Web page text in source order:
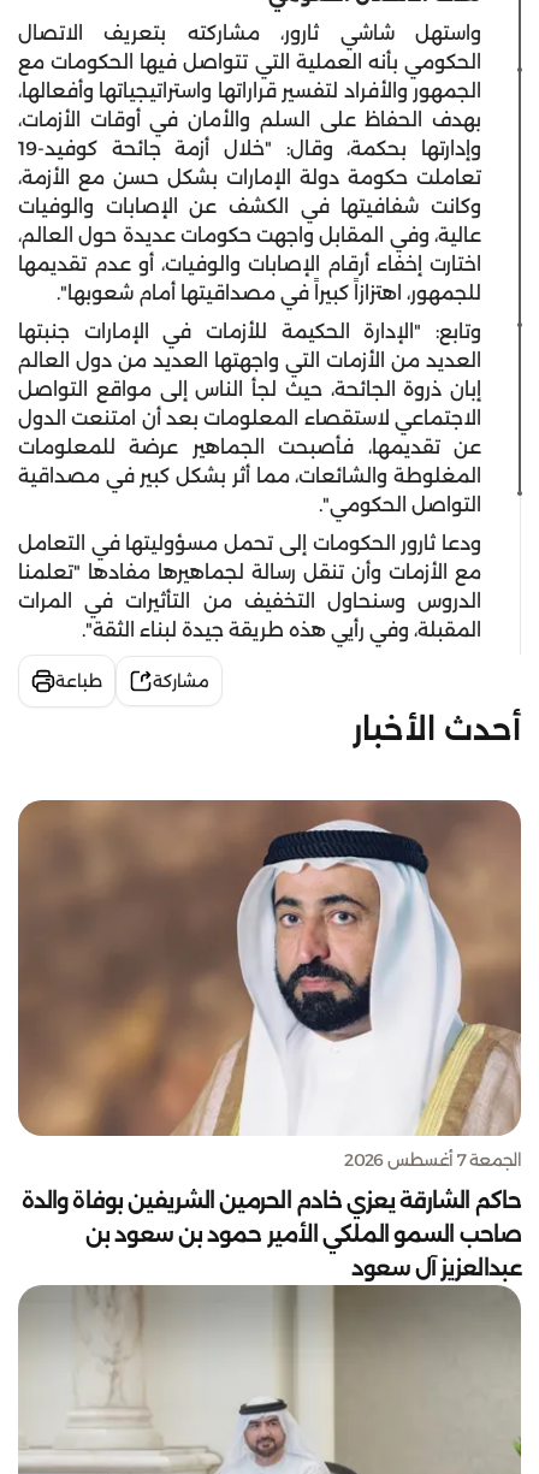
واستهل شاشي ثارور، مشاركته بتعريف الاتصال
الحكومي بأنه العملية التي تتواصل فيها الحكومات مع
الجمهور والأفراد لتفسير قراراتها واستراتيجياتها وأفعالها،
بهدف الحفاظ على السلم والأمان في أوقات الأزمات،
وإدارتها بحكمة، وقال: "خلال أزمة جائحة كوفيد-19
تعاملت حكومة دولة الإمارات بشكل حسن مع الأزمة،
وكانت شفافيتها في الكشف عن الإصابات والوفيات
عالية، وفي المقابل واجهت حكومات عديدة حول العالم،
اختارت إخفاء أرقام الإصابات والوفيات، أو عدم تقديمها
للجمهور، اهتزازاً كبيراً في مصداقيتها أمام شعوبها".
وتابع: "الإدارة الحكيمة للأزمات في الإمارات جنبتها
العديد من الأزمات التي واجهتها العديد من دول العالم
إبان ذروة الجائحة، حيث لجأ الناس إلى مواقع التواصل
الاجتماعي لاستقصاء المعلومات بعد أن امتنعت الدول
عن تقديمها، فأصبحت الجماهير عرضة للمعلومات
المغلوطة والشائعات، مما أثر بشكل كبير في مصداقية
التواصل الحكومي".
ودعا ثارور الحكومات إلى تحمل مسؤوليتها في التعامل
مع الأزمات وأن تنقل رسالة لجماهيرها مفادها "تعلمنا
الدروس وسنحاول التخفيف من التأثيرات في المرات
المقبلة، وفي رأيي هذه طريقة جيدة لبناء الثقة".
مشاركة طباعة
أحدث الأخبار
الجمعة 7 أغسطس 2026
حاكم الشارقة يعزي خادم الحرمين الشريفين بوفاة والدة
صاحب السمو الملكي الأمير حمود بن سعود بن
عبدالعزيز آل سعود